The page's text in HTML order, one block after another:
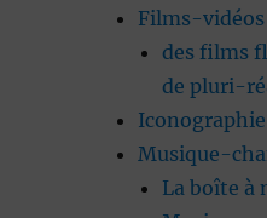
Films-vidéos
des films
de pluri-
Iconographie
Musique-
La boîte à